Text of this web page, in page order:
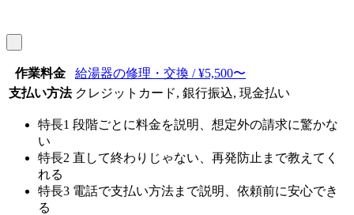
作業料金
給湯器の修理・交換 / ¥5,500〜
支払い方法 クレジットカード, 銀行振込, 現金払い
特長1 段階ごとに料金を説明、想定外の請求に驚かな
い
特長2 直して終わりじゃない、再発防止まで教えてく
れる
特長3 電話で支払い方法まで説明、依頼前に安心でき
る